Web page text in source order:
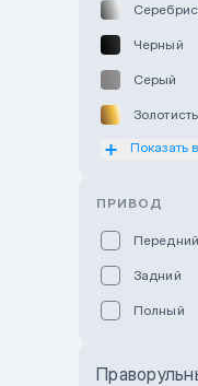
Черный
Серый
Показать
ПРИВОД
Передний
Задний
Полный